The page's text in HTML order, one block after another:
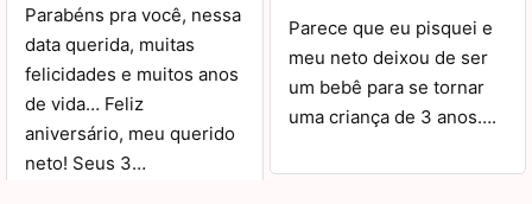
Parabéns pra você, nessa
data querida, muitas
felicidades e muitos anos
de vida… Feliz
aniversário, meu querido
neto! Seus 3…
Parece que eu pisquei e
meu neto deixou de ser
um bebê para se tornar
uma criança de 3 anos….